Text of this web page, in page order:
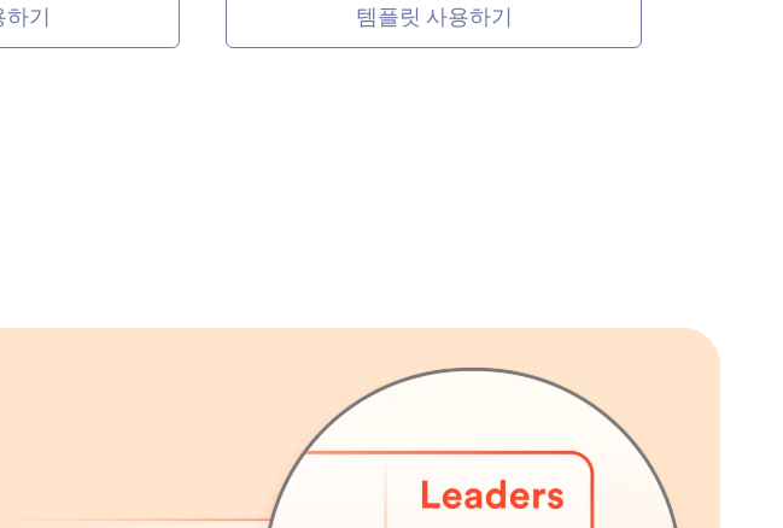
기 템플릿 사용하기